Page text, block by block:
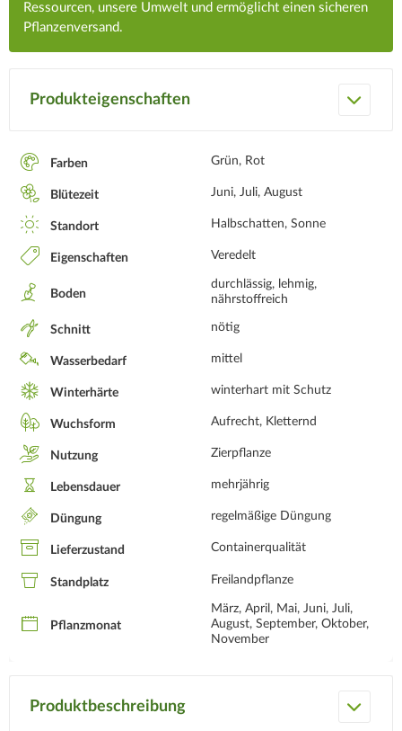
Ressourcen, unsere Umwelt und ermöglicht einen sicheren
Pflanzenversand.
Produkteigenschaften
Farben Grün, Rot
Blütezeit Juni, Juli, August
Standort Halbschatten, Sonne
Eigenschaften Veredelt
Boden
durchlässig, lehmig,
nährstoffreich
Schnitt nötig
Wasserbedarf mittel
Winterhärte winterhart mit Schutz
Wuchsform Aufrecht, Kletternd
Nutzung Zierpflanze
Lebensdauer mehrjährig
Düngung regelmäßige Düngung
Lieferzustand Containerqualität
Standplatz Freilandpflanze
Pflanzmonat
März, April, Mai, Juni, Juli,
August, September, Oktober,
November
Produktbeschreibung